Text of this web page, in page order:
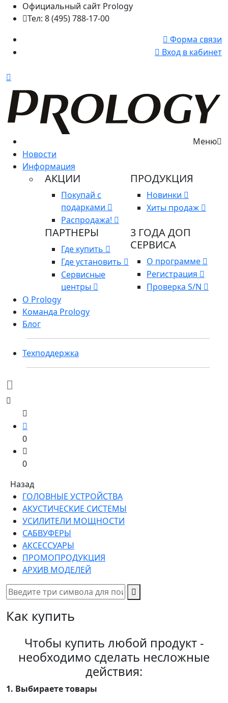
Официальный сайт Prology
Тел: 8 (495) 788-17-00
Форма связи
Вход в кабинет
Меню
Новости
Информация
АКЦИИ
Покупай с
подарками
Распродажа!
ПРОДУКЦИЯ
Новинки
Хиты продаж
ПАРТНЕРЫ
Где купить
Где установить
Сервисные
центры
3 ГОДА ДОП
СЕРВИСА
О программе
Регистрация
Проверка S/N
О Prology
Команда Prology
Блог
Техподдержка
0
0
Назад
ГОЛОВНЫЕ УСТРОЙСТВА
АКУСТИЧЕСКИЕ СИСТЕМЫ
УСИЛИТЕЛИ МОЩНОСТИ
САБВУФЕРЫ
АКСЕССУАРЫ
ПРОМОПРОДУКЦИЯ
АРХИВ МОДЕЛЕЙ
Как купить
Чтобы купить любой продукт -
необходимо сделать несложные
действия:
1. Выбираете товары